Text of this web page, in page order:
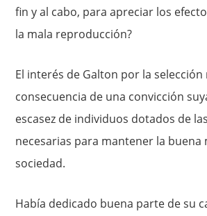
fin y al cabo, para apreciar los
la mala reproducción?
El interés de Galton por la
conse­cuencia de una convicción
escasez de individuos do­tados de
necesarias para mantener la buena
sociedad.
Había dedicado buena parte de su